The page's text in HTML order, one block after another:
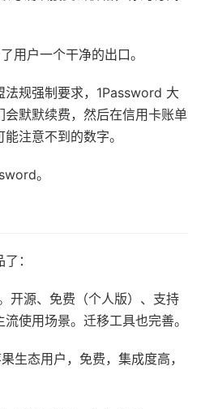
用户一个干净的出口。
规强制要求，1Password 大
默默续费，然后在信用卡账单
注意不到的数字。
。
：
开源、免费（个人版）、支持
使用场景。迁移工具也完善。
生态用户，免费，集成度高，